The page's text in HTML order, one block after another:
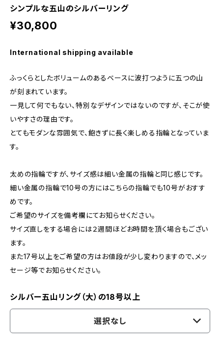
シンプルな五山のシルバーリング
¥30,800
International shipping available
ふっくらとしたボリュームのあるベースに波打つように五つの山
が刻まれています。
一見して何でもない、特別なデザインではないのですが、そこが使
いやすさの理由です。
とてもモダンな雰囲気で、飽きずに長く楽しめる指輪となっていま
す。
太めの指輪ですが、サイズ感は細い金属の指輪と同じ感じです。
細い金属の指輪で10号の方にはこちらの指輪でも10号がおすす
めです。
ご希望のサイズを備考欄にてお知らせください。
サイズ直しをする場合には２週間ほどお時間を頂く場合もござい
ます。
また17号以上をご希望の方はお値段が少し変わりますので、メッ
セージ等でお知らせください。
シルバー五山リング（大）の18号以上
選択なし